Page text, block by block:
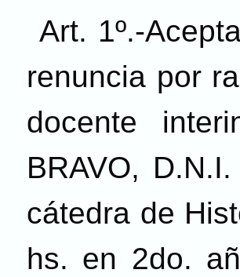
Art. 1º.-
renuncia por
docente
BRAVO,
cátedra de
hs. en 2do.